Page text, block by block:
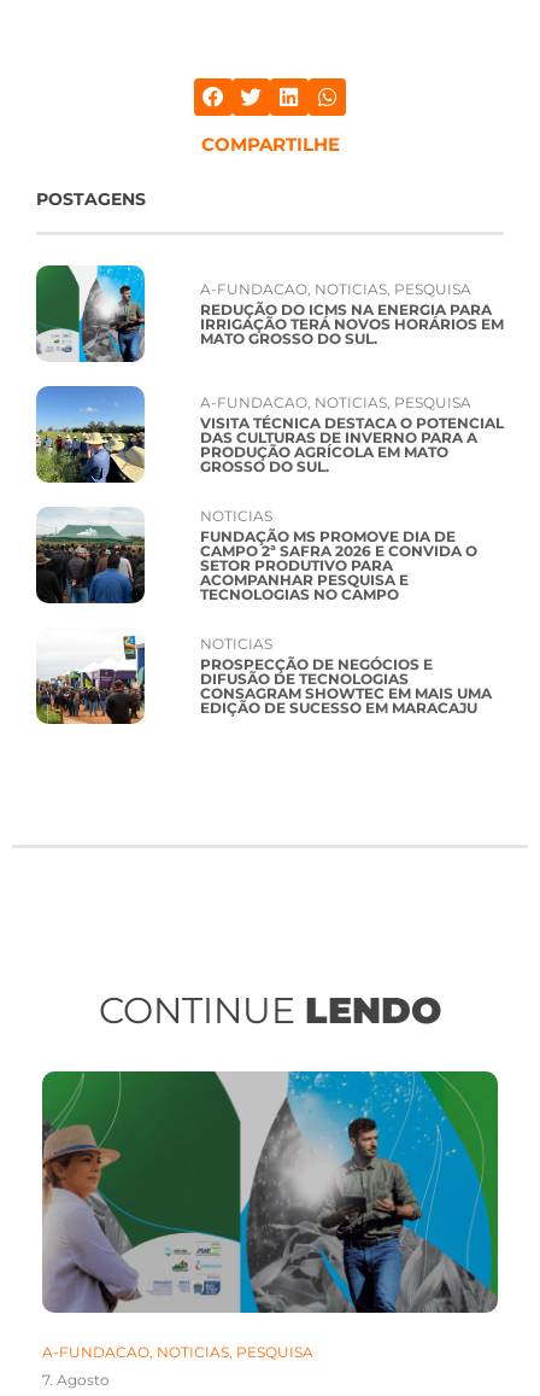
COMPARTILHE
POSTAGENS
A-FUNDACAO, NOTICIAS, PESQUISA
REDUÇÃO DO ICMS NA ENERGIA PARA
IRRIGAÇÃO TERÁ NOVOS HORÁRIOS EM
MATO GROSSO DO SUL.
A-FUNDACAO, NOTICIAS, PESQUISA
VISITA TÉCNICA DESTACA O POTENCIAL
DAS CULTURAS DE INVERNO PARA A
PRODUÇÃO AGRÍCOLA EM MATO
GROSSO DO SUL.
NOTICIAS
FUNDAÇÃO MS PROMOVE DIA DE
CAMPO 2ª SAFRA 2026 E CONVIDA O
SETOR PRODUTIVO PARA
ACOMPANHAR PESQUISA E
TECNOLOGIAS NO CAMPO
NOTICIAS
PROSPECÇÃO DE NEGÓCIOS E
DIFUSÃO DE TECNOLOGIAS
CONSAGRAM SHOWTEC EM MAIS UMA
EDIÇÃO DE SUCESSO EM MARACAJU
CONTINUE LENDO
A-FUNDACAO, NOTICIAS, PESQUISA
7. Agosto